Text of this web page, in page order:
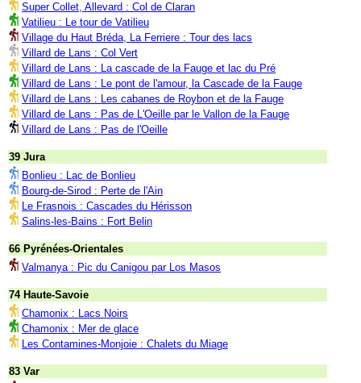
Super Collet, Allevard : Col de Claran
Vatilieu : Le tour de Vatilieu
Village du Haut Bréda, La Ferriere : Tour des lacs
Villard de Lans : Col Vert
Villard de Lans : La cascade de la Fauge et lac du Pré
Villard de Lans : Le pont de l'amour, la Cascade de la Fauge
Villard de Lans : Les cabanes de Roybon et de la Fauge
Villard de Lans : Pas de L'Oeille par le Vallon de la Fauge
Villard de Lans : Pas de l'Oeille
39 Jura
Bonlieu : Lac de Bonlieu
Bourg-de-Sirod : Perte de l'Ain
Le Frasnois : Cascades du Hérisson
Salins-les-Bains : Fort Belin
66 Pyrénées-Orientales
Valmanya : Pic du Canigou par Los Masos
74 Haute-Savoie
Chamonix : Lacs Noirs
Chamonix : Mer de glace
Les Contamines-Monjoie : Chalets du Miage
83 Var